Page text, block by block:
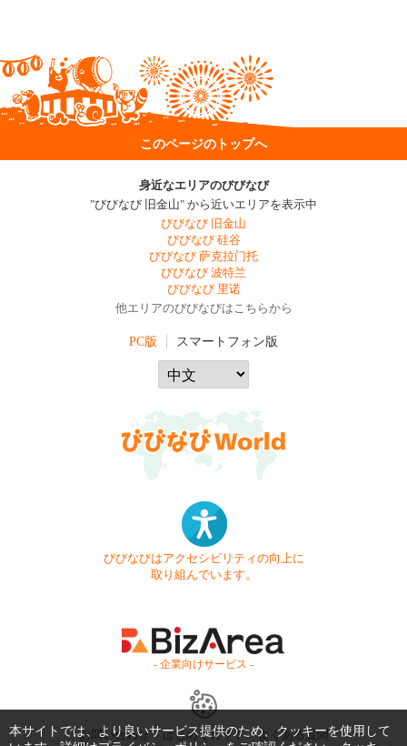
このページのトップへ
身近なエリアのびびなび
"びびなび 旧金山" から近いエリアを表示中
びびなび 旧金山
びびなび 硅谷
びびなび 萨克拉门托
びびなび 波特兰
びびなび 里诺
他エリアのびびなびはこちらから
PC版 スマートフォン版
びびなびはアクセシビリティの向上に
取り組んでいます。
- 企業向けサービス -
お問い合わせ はじめてガイド よくある質問
本サイトでは、より良いサービス提供のため、クッキーを使用して